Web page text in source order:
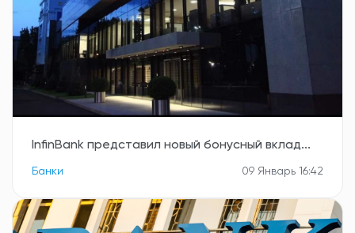
InfinBank представил новый бонусный вклад...
Банки 09 Январь 16:42